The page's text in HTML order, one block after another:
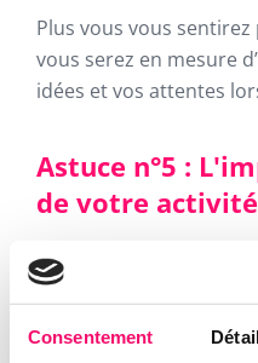
Consentement
Plus vous vous sentirez
vous serez en mesure
idées et vos attentes
Astuce n°5 :
de votre activité
Lesuivi précis de
l’année est un atout
pour votre manager. Il